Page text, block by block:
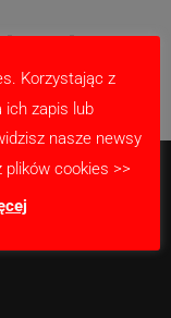
Korzystając z
ich zapis lub
nasze newsy
cookies >>